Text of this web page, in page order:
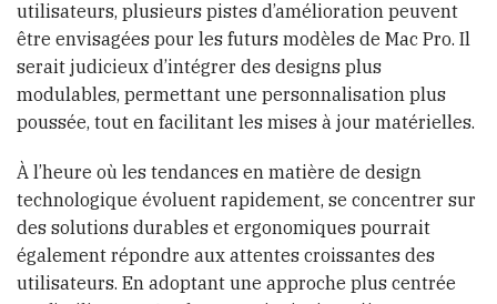
utilisateurs, plusieurs pistes d’amélioration peuvent
être envisagées pour les futurs modèles de Mac Pro. Il
serait judicieux d’intégrer des designs plus
modulables, permettant une personnalisation plus
poussée, tout en facilitant les mises à jour matérielles.
À l’heure où les tendances en matière de design
technologique évoluent rapidement, se concentrer sur
des solutions durables et ergonomiques pourrait
également répondre aux attentes croissantes des
utilisateurs. En adoptant une approche plus centrée